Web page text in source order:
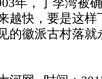
，丁李湾被确
越快，要是这样
的徽派古村落就